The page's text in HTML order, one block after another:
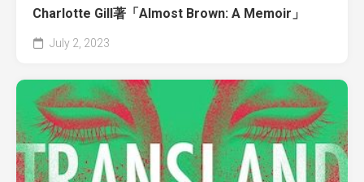
Charlotte Gill著「Almost Brown: A Memoir」
July 2, 2023